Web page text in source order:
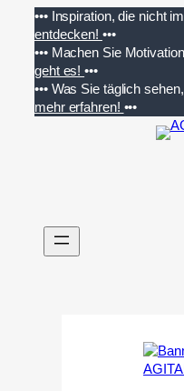
Inhalt
springen
••• Inspiration, die nicht
entdecken! •••
••• Machen Sie
geht es!•••
••• Was Sie täglich
mehr erfahren! •••